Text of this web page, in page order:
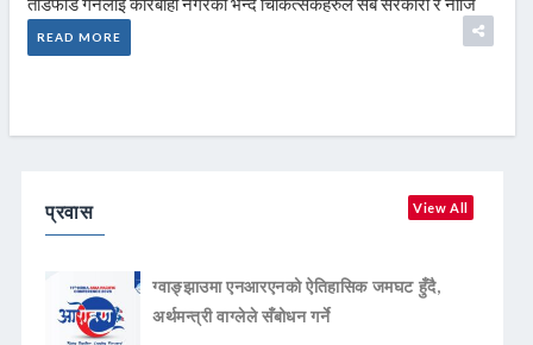
READ MORE
प्रवास View All
ग्वाङ्झाउमा एनआरएनको ऐतिहासिक जमघट हुँदै,
अर्थमन्त्री वाग्लेले सँबोधन गर्ने